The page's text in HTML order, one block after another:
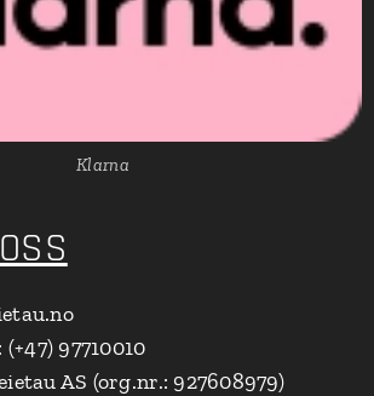
Klarna
97710010
AS (org.nr.: 927608979)